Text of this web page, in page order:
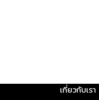
เกี่ยวกับเรา